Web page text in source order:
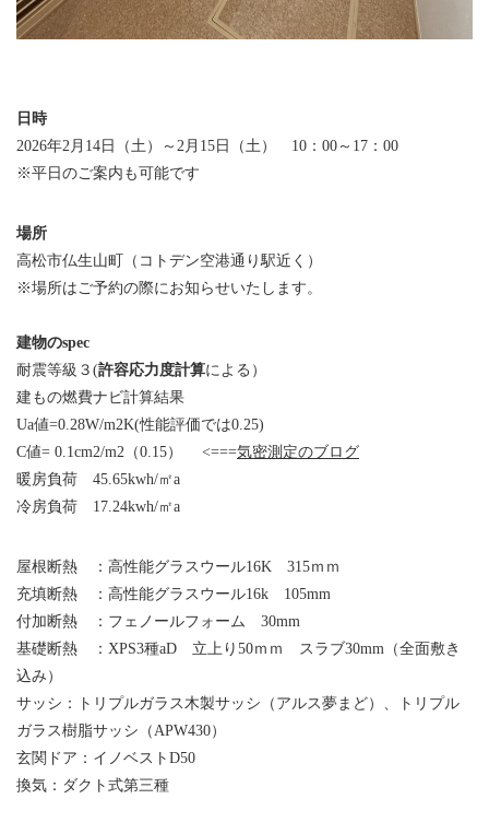
日時
2026年2月14日（土）～2月15日（土） 10：00～17：00
※平日のご案内も可能です
場所
高松市仏生山町（コトデン空港通り駅近く）
※場所はご予約の際にお知らせいたします。
建物のspec
耐震等級３(許容応力度計算による）
建もの燃費ナビ計算結果
Ua値=0.28W/m2K(性能評価では0.25)
C値= 0.1cm2/m2（0.15） <===気密測定のブログ
暖房負荷 45.65kwh/㎡a
冷房負荷 17.24kwh/㎡a
屋根断熱 ：高性能グラスウール16K 315ｍｍ
充填断熱 ：高性能グラスウール16k 105mm
付加断熱 ：フェノールフォーム 30mm
基礎断熱 ：XPS3種aD 立上り50ｍｍ スラブ30mm（全面敷き
込み）
サッシ：トリプルガラス木製サッシ（アルス夢まど）、トリプル
ガラス樹脂サッシ（APW430）
玄関ドア：イノベストD50
換気：ダクト式第三種